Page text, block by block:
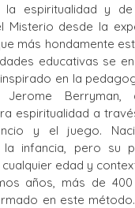
espiritualidad y
Misterio desde la
más hondamente
educativas se
en la
Berryman,
espiritualidad a
y el juego.
infancia, pero su
edad y
años, más de
en este